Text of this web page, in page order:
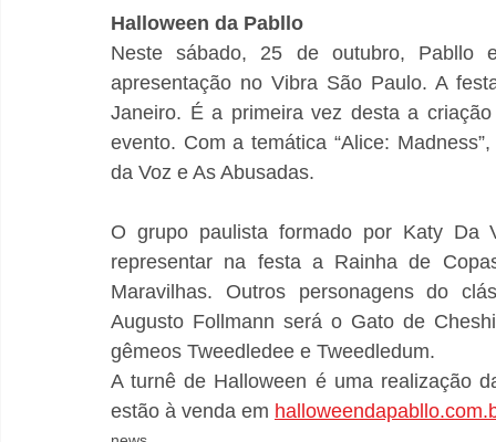
Halloween da Pabllo
Neste sábado, 25 de outubro, Pabllo
apresentação no Vibra São Paulo. A
Janeiro. É a primeira vez desta a
evento. Com a temática “Alice:
da Voz e As Abusadas.
O grupo paulista formado por Katy Da
representar na festa a Rainha de
Maravilhas. Outros personagens do
Augusto Follmann será o Gato de
gêmeos Tweedledee e Tweedledum.
A turnê de Halloween é uma realização
estão à venda em